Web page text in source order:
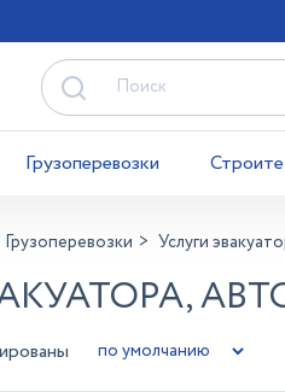
Грузоперевозки
Грузоперевозки Услуги